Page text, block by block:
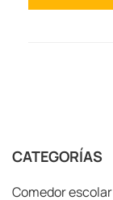
CATEGORÍAS
Comedor escolar